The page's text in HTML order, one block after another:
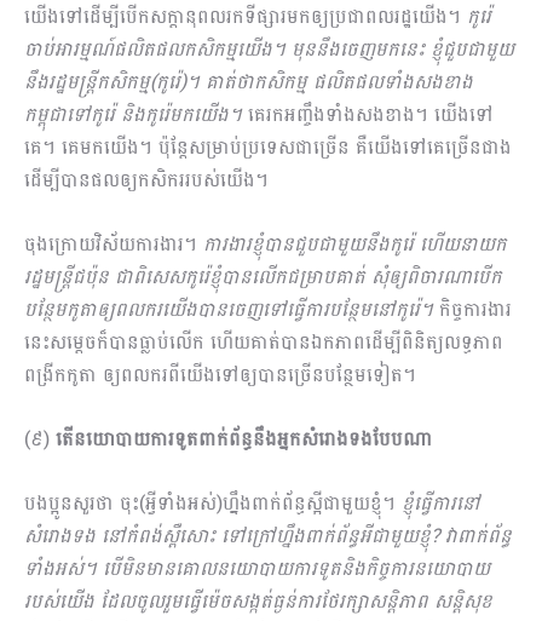
យើងទៅដើម្បីបើកសក្តានុពលរកទីផ្សារមកឲ្យប្រជាពលរដ្ឋយើង​។ កូរ៉េ
ចាប់អារម្មណ៍ផលិតផលកសិកម្មយើង។ មុននឹងចេញមកនេះ ខ្ញុំជួបជាមួយ
នឹងរដ្ឋមន្រ្តីកសិកម្ម(កូរ៉េ)។ គាត់ថាកសិកម្ម ផលិតផលទាំងសងខាង
កម្ពុជាទៅកូរ៉េ និងកូរ៉េមកយើង។គេរកអញ្ចឹងទាំងសងខាង។ យើងទៅ
គេ។ គេមកយើង។ ប៉ុន្តែសម្រាប់ប្រទេសជាច្រើន គឺយើងទៅគេច្រើនជាង
ដើម្បីបានផលឲ្យកសិកររបស់យើង។
ចុងក្រោយវិស័យការងារ។ ការងារខ្ញុំបានជួបជាមួយនឹងកូរ៉េ ហើយនាយក
រដ្ឋមន្រ្តីជប៉ុន ជាពិសេសកូរ៉េខ្ញុំបានលើកជម្រាបគាត់ សុំឲ្យពិចារណាបើក
បន្ថែមកូតាឲ្យពលករយើងបានចេញទៅធ្វើការបន្ថែមនៅកូរ៉េ។កិច្ចការងារ
នេះសម្តេចក៏បានធ្លាប់លើក ហើយគាត់បានឯកភាពដើម្បីពិនិត្យលទ្ធភាព
ពង្រីកកូតា ឲ្យពលករពីយើងទៅឲ្យបានច្រើនបន្ថែមទៀត។
(៩)តើនយោបាយការទូតពាក់ព័ន្ធនឹងអ្នកសំរោងទងបែបណា
បងប្អូនសួរថា ចុះ(អ្វីទាំងអស់)ហ្នឹងពាក់ព័ន្ធស្អីជាមួយខ្ញុំ។ ខ្ញុំធ្វើការនៅ
សំរោងទង នៅកំពង់ស្ពឺសោះ ទៅក្រៅហ្នឹងពាក់ព័ន្ធអីជាមួយខ្ញុំ? វាពាក់ព័ន្ធ
ទាំងអស់។ បើមិនមានគោលនយោបាយការទូតនិងកិច្ចការនយោ​បាយ
របស់យើង ដែលចូលរួមធ្វើម៉េចសង្កត់ធ្ងន់ការថែរក្សាសន្តិភាព សន្តិសុខ